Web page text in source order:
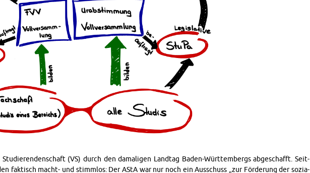
(VS) durch den da­ma­li­gen Land­tag Ba­den-Würt­tem­bergs ab­ge­schafft. Seit­
fak­tisch macht- und stimm­los: Der AStA war nur noch ein Aus­schuss „zur För­de­rung der so­zia­